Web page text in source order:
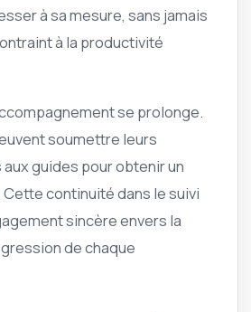
à sa mesure, sans jamais
à la productivité
se prolonge.
soumettre leurs
guides pour obtenir un
continuité dans le suivi
sincère envers la
de chaque